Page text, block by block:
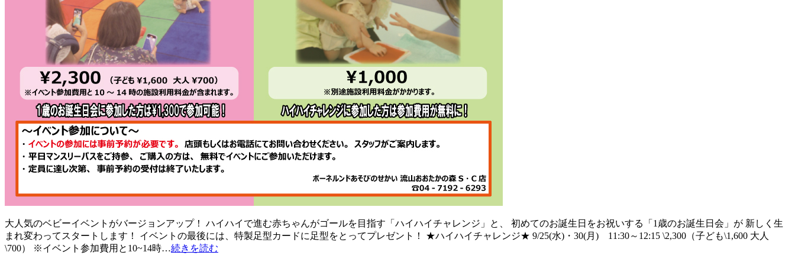
大人気のベビーイベントがバージョンアップ！ ハイハイで進む赤ちゃんがゴールを目指す「ハイハイチャレンジ」と、 初めてのお誕生日をお祝いする「1歳のお誕生日会」が 新しく生
まれ変わってスタートします！ イベントの最後には、特製足型カードに足型をとってプレゼント！ ★ハイハイチャレンジ★ 9/25(水)・30(月) 11:30～12:15 \2,300（子ども\1,600 大人
\700） ※イベント参加費用と10~14時…続きを読む